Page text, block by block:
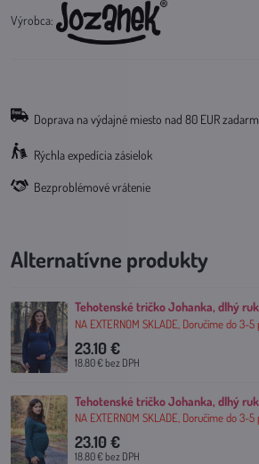
Výrobca:
Doprava na výdajné miesto nad 80 EUR
Rýchla expedícia zásielok
Bezproblémové vrátenie
Alternatívne produkty
Tehotenské tričko Johanka, dlhý
NA EXTERNOM SKLADE, Doručíme do 3-5
23.10 €
18.80 €bez DPH
Tehotenské tričko Johanka, dlhý
NA EXTERNOM SKLADE, Doručíme do 3-5
23.10 €
18.80 €bez DPH